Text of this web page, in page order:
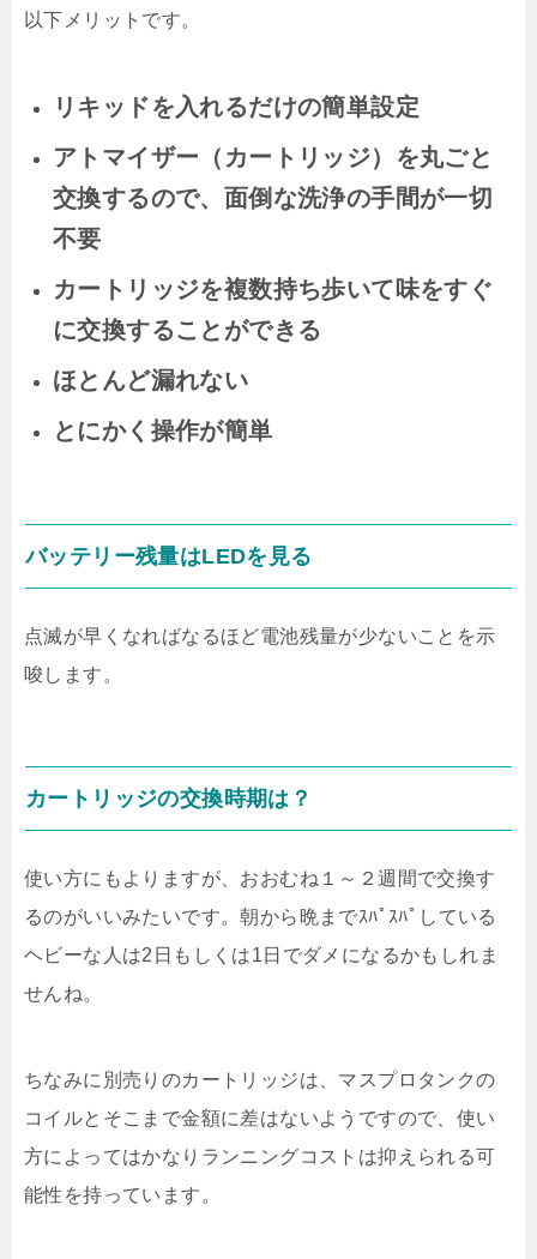
以下メリットです。
リキッドを入れるだけの簡単設定
アトマイザー（カートリッジ）を丸ごと
交換するので、面倒な洗浄の手間が一切
不要
カートリッジを複数持ち歩いて味をすぐ
に交換することができる
ほとんど漏れない
とにかく操作が簡単
バッテリー残量はLEDを見る
点滅が早くなればなるほど電池残量が少ないことを示
唆します。
カートリッジの交換時期は？
使い方にもよりますが、おおむね１～２週間で交換す
るのがいいみたいです。朝から晩までｽﾊﾟｽﾊﾟしている
ヘビーな人は2日もしくは1日でダメになるかもしれま
せんね。
ちなみに別売りのカートリッジは、マスプロタンクの
コイルとそこまで金額に差はないようですので、使い
方によってはかなりランニングコストは抑えられる可
能性を持っています。